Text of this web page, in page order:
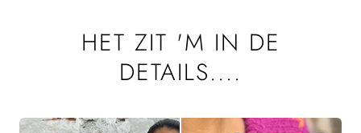
HET ZIT 'M IN DE
DETAILS....